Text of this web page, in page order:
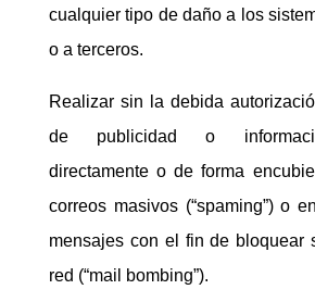
cualquier tipo de daño a los
o a terceros.
Realizar sin la debida
de publicidad o
directamente o de forma
correos masivos (“spaming”) o
mensajes con el fin de bloquear
red (“mail bombing”).